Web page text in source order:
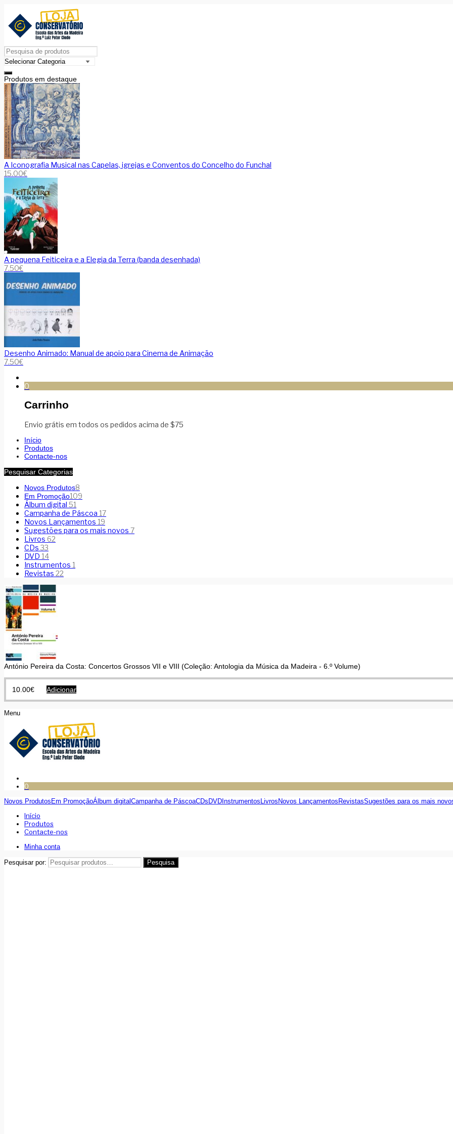
Produtos em destaque
A Iconografia Musical nas Capelas, igrejas e Conventos do Concelho do Funchal
15.00€
A pequena Feiticeira e a Elegia da Terra (banda desenhada)
7.50€
Desenho Animado: Manual de apoio para Cinema de Animação
7.50€
0
Carrinho
Envio grátis em todos os pedidos acima de $75
Início
Produtos
Contacte-nos
Pesquisar Categorias
Novos Produtos8
Em Promoção109
Álbum digital 51
Campanha de Páscoa 17
Novos Lançamentos 19
Sugestões para os mais novos 7
Livros 62
CDs33
DVD 14
Instrumentos 1
Revistas 22
António Pereira da Costa: Concertos Grossos VII e VIII (Coleção: Antologia da Música da Madeira - 6.º Volume)
10.00€ Adicionar
Menu
0
Novos Produtos Em PromoçãoÁlbum digitalCampanha de PáscoaCDs DVD Instrumentos Livros Novos Lançamentos RevistasSugestões para os mais
Início
Produtos
Contacte-nos
Minha conta
Pesquisar por: Pesquisa